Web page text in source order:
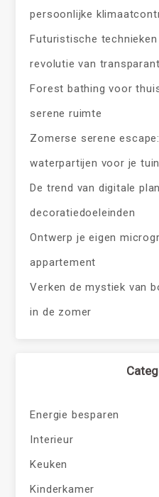
persoonlijke
Futuristische
revolutie van
Forest bathing voor
serene ruimte
Zomerse serene
waterpartijen voor je tuin
De trend van digitale
decoratiedoeleinden
Ontwerp je eigen
appartement
Verken de mystiek van
in de zomer
Energie besparen
Interieur
Keuken
Kinderkamer